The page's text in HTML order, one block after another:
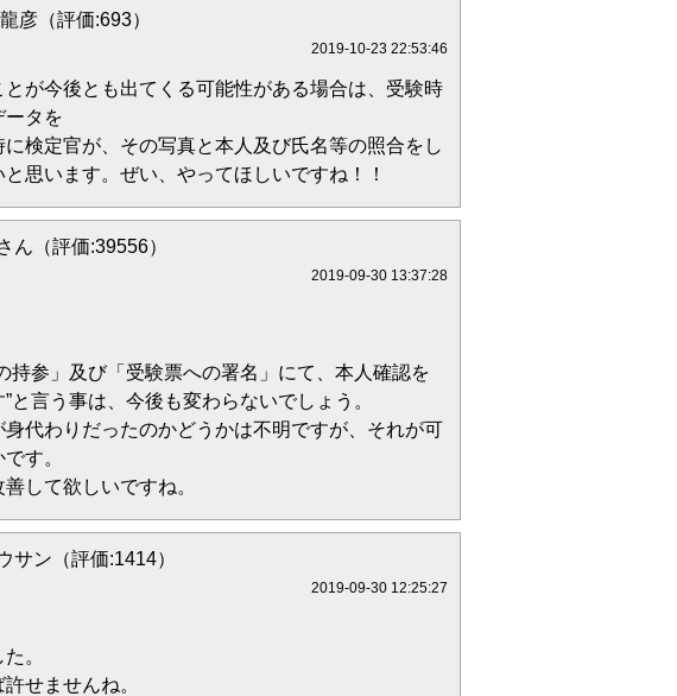
彦（評価:693）
2019-10-23 22:53:46
とが今後とも出てくる可能性がある場合は、受験時
ータを
検定官が、その写真と本人及び氏名等の照合をし
思います。ぜい、やってほしいですね！！
ん（評価:39556）
2019-09-30 13:37:28
持参」及び「受験票への署名」にて、本人確認を
と言う事は、今後も変わらないでしょう。
身代わりだったのかどうかは不明ですが、それが可
す。
して欲しいですね。
サン（評価:1414）
2019-09-30 12:25:27
。
せませんね。